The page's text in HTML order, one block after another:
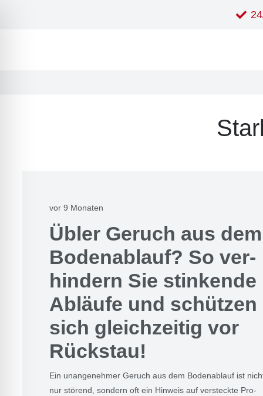
vor 9 Monaten
Übler Geruch aus dem
Boden­ab­lauf? So ver­
hin­dern Sie stin­ken­de
Abläu­fe und schüt­zen
sich gleich­zei­tig vor
Rück­stau!
Ein unan­ge­neh­mer Geruch aus dem Boden­ab­lauf ist
nur stö­rend, son­dern oft ein Hin­weis auf ver­steck­te Pro­